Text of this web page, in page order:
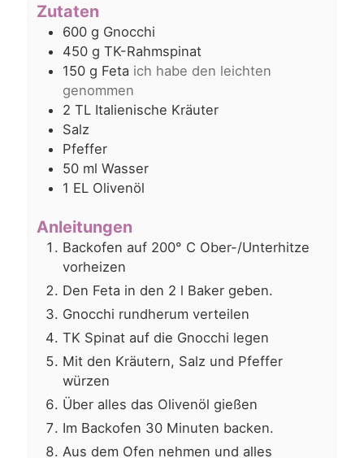
Zutaten
600 g Gnocchi
450 g TK-Rahmspinat
150 g Feta ich habe den leichten
genommen
2 TL Italienische Kräuter
Salz
Pfeffer
50 ml Wasser
1 EL Olivenöl
Anleitungen
Backofen auf 200° C Ober-/Unterhitze
vorheizen
Den Feta in den 2 l Baker geben.
Gnocchi rundherum verteilen
TK Spinat auf die Gnocchi legen
Mit den Kräutern, Salz und Pfeffer
würzen
Über alles das Olivenöl gießen
Im Backofen 30 Minuten backen.
Aus dem Ofen nehmen und alles